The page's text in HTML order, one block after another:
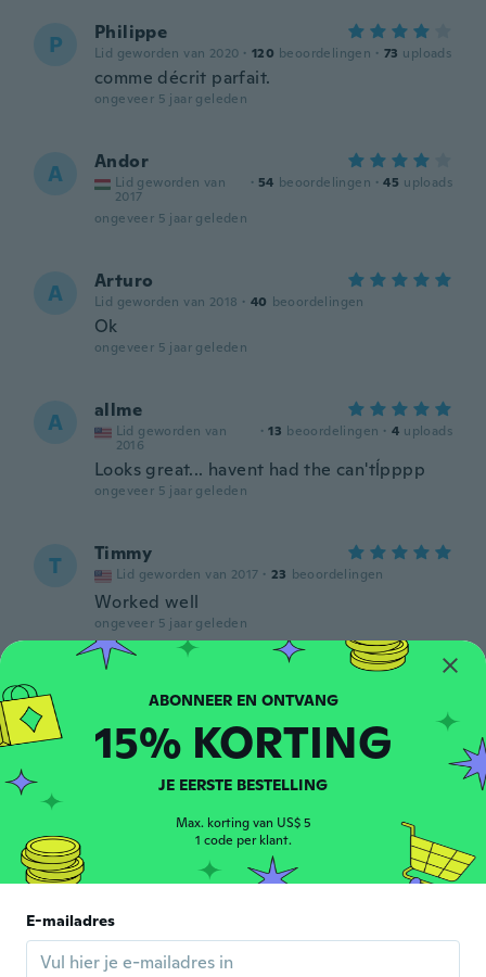
P Philippe
Lid geworden van 2020 · 120 beoordelingen · 73 uploads
comme décrit parfait.
ongeveer 5 jaar geleden
A Andor
Lid geworden van
2017
· 54 beoordelingen · 45 uploads
ongeveer 5 jaar geleden
A Arturo
Lid geworden van 2018 · 40 beoordelingen
Ok
ongeveer 5 jaar geleden
A allme
Lid geworden van
2016
· 13 beoordelingen · 4 uploads
Looks great... havent had the can'tĺpppp
ongeveer 5 jaar geleden
T Timmy
Lid geworden van 2017 · 23 beoordelingen
Worked well
ongeveer 5 jaar geleden
J Lid geworden van 2019 · 140 beoordelingen
ongeveer 5 jaar geleden
P
ongeveer 5 jaar geleden
M
Lid geworden van
They seem like the right size.
ABONNEER EN ONTVANG
15% KORTING
JE EERSTE BESTELLING
Max. korting van US$ 5
1 code per klant.
E-mailadres